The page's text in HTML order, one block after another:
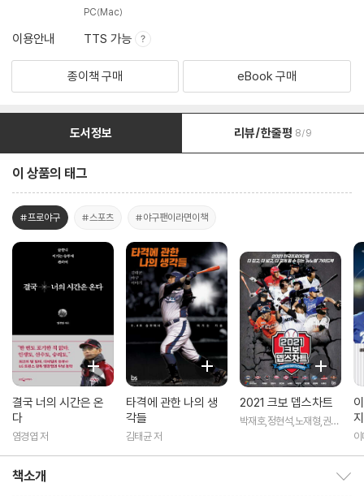
PC(Mac)
이용안내 TTS 가능
종이책 구매 eBook 구매
도서정보 리뷰/한줄평 8/9
이 상품의 태그
#프로야구 #스포츠 #야구팬이라면이책
결국 너의 시간은 온
다
염경엽 저
타격에 관한 나의 생
각들
김태균 저
2021 크보 뎁스차트
박재호,정현석,노재형,권인
책소개